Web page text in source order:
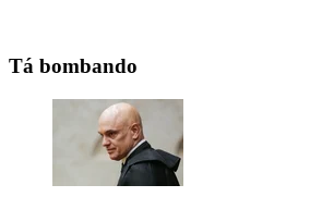
Tá bombando